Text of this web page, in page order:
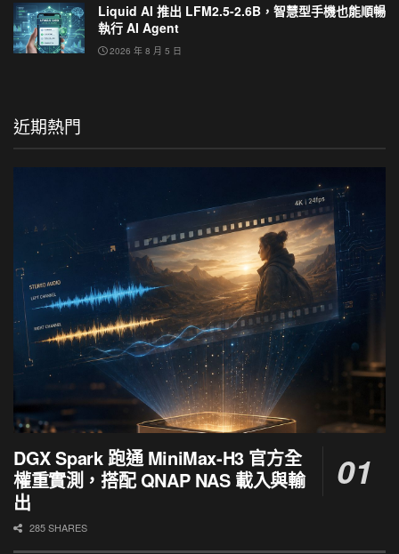
Liquid AI 推出 LFM2.5-2.6B，智慧型手機也能順暢
執行 AI Agent
2026 年 8 月 5 日
近期熱門
DGX Spark 跑通 MiniMax-H3 官方全
權重實測，搭配 QNAP NAS 載入與輸
出
285 SHARES